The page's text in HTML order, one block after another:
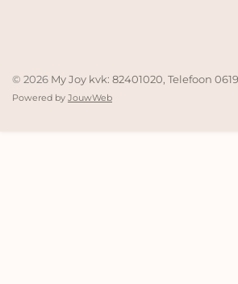
© 2026 My Joy kvk: 82401020, Telefoon
Powered by JouwWeb